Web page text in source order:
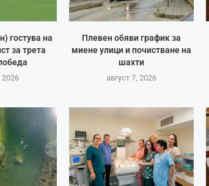
гостува на
за трета
2026
Плевен обяви график за
миене улици и почистване на
шахти
август 7, 2026